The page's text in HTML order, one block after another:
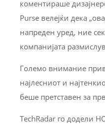
коментираше
Purse велејќи дека
напреден уред, ние
компанијата
Големо внимание
најлесниот и
беше претставен за
TechRadar го додели